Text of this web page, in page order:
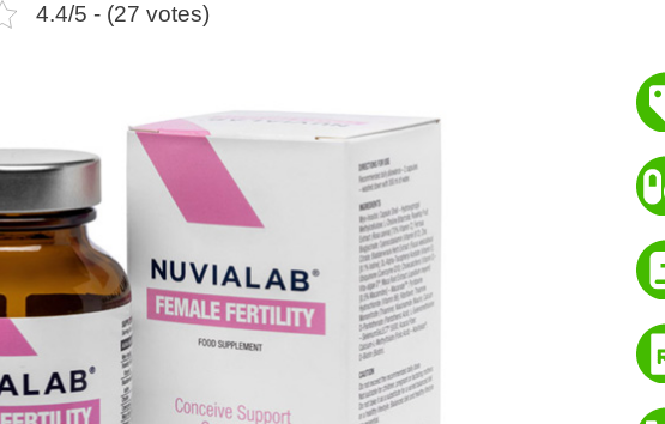
4.4/5 - (27 votes)